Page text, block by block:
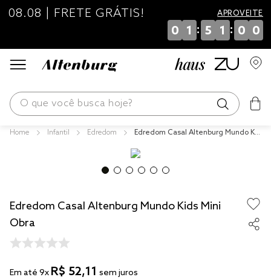
08.08 | FRETE GRÁTIS! APROVEITE
0 1 : 5 1 : 0 0
O que você busca hoje?
Infantil Edredom
Edredom Casal Altenburg Mundo Kid
Edredom Casal Altenburg Mundo Kids Mini
Obra
Em até 9x R$ 52,11 sem juros
edredom
jogos cama
travesseiro
tencel